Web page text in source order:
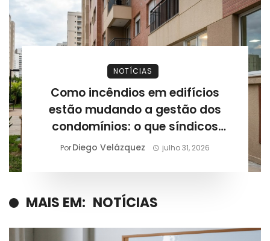
NOTÍCIAS
Como incêndios em edifícios
estão mudando a gestão dos
condomínios: o que síndicos
precisam revisar após novos
PorDiego Velázquez julho 31, 2026
MAIS EM: NOTÍCIAS